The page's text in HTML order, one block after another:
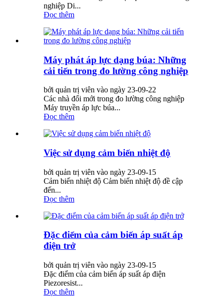
nghiệp Di...
Đọc thêm
Máy phát áp lực dạng búa: Những
cải tiến trong đo lường công nghiệp
bởi quản trị viên vào ngày 23-09-22
Các nhà đổi mới trong đo lường công nghiệp
Máy truyền áp lực búa...
Đọc thêm
Việc sử dụng cảm biến nhiệt độ
bởi quản trị viên vào ngày 23-09-15
Cảm biến nhiệt độ Cảm biến nhiệt độ đề cập
đến...
Đọc thêm
Đặc điểm của cảm biến áp suất áp
điện trở
bởi quản trị viên vào ngày 23-09-15
Đặc điểm của cảm biến áp suất áp điện
Piezoresist...
Đọc thêm